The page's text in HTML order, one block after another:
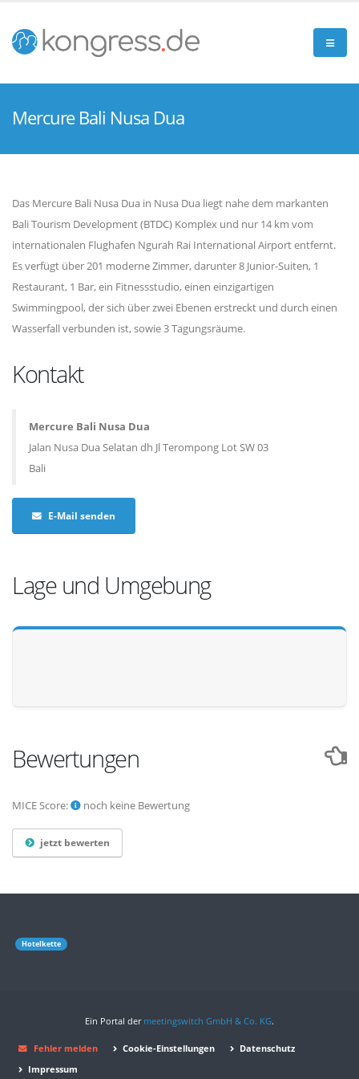
Mercure Bali Nusa Dua
Das Mercure Bali Nusa Dua in Nusa Dua liegt nahe dem markanten
Bali Tourism Development (BTDC) Komplex und nur 14 km vom
internationalen Flughafen Ngurah Rai International Airport entfernt.
Es verfügt über 201 moderne Zimmer, darunter 8 Junior-Suiten, 1
Restaurant, 1 Bar, ein Fitnessstudio, einen einzigartigen
Swimmingpool, der sich über zwei Ebenen erstreckt und durch einen
Wasserfall verbunden ist, sowie 3 Tagungsräume.
Kontakt
Mercure Bali Nusa Dua
Jalan Nusa Dua Selatan dh Jl Terompong Lot SW 03
Bali
E-Mail senden
Lage und Umgebung
Bewertungen
MICE Score: noch keine Bewertung
jetzt bewerten
Hotelkette
Ein Portal der meetingswitch GmbH & Co. KG.
Fehler melden Cookie-Einstellungen
Datenschutz
Impressum